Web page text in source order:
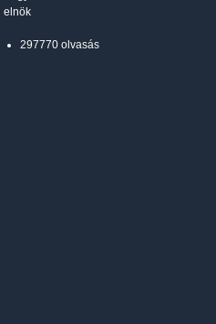
elnök
297770 olvasás